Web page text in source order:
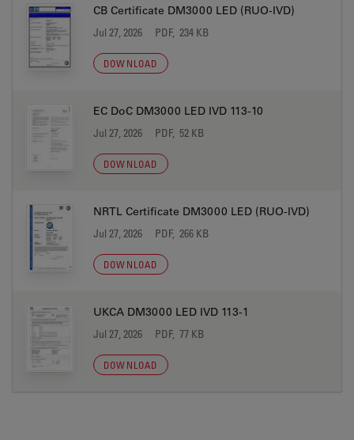
CB Certificate DM3000 LED (RUO-IVD)
Jul 27, 2026 PDF, 234 KB
DOWNLOAD
EC DoC DM3000 LED IVD 113-10
Jul 27, 2026 PDF, 52 KB
DOWNLOAD
NRTL Certificate DM3000 LED (RUO-IVD)
Jul 27, 2026 PDF, 266 KB
DOWNLOAD
UKCA DM3000 LED IVD 113-1
Jul 27, 2026 PDF, 77 KB
DOWNLOAD